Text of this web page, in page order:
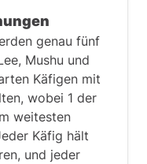
möglichen
den Regeln
durch
die gegen
verstößt
genau fünf
Mushu und
Käfigen mit
wobei 1 der
weitesten
Käfig hält
und jeder